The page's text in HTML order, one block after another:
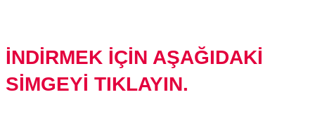
İNDİRMEK İÇİN AŞAĞIDAKİ
SİMGEYİ TIKLAYIN.